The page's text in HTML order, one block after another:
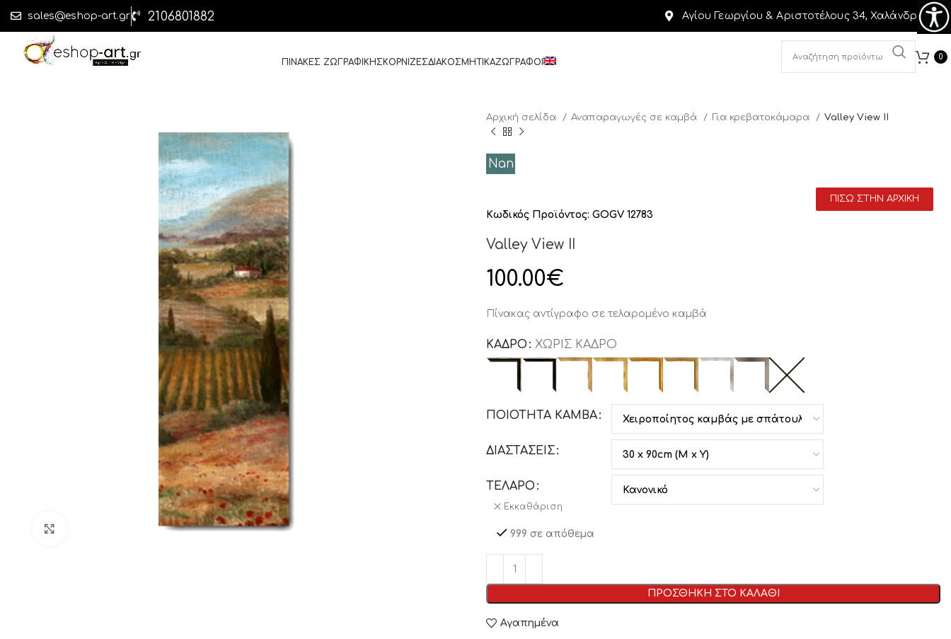
sales@eshop-art.gr 2106801882 Αγίου Γεωργίου & Αριστοτέλους 34, Χαλάνδρι
ΠΙΝΑΚΕΣ ΖΩΓΡΑΦΙΚΗΣΚΟΡΝΙΖΕΣΔΙΑΚΟΣΜΗΤΙΚΑΖΩΓΡΑΦΟΙ
0
Αρχική σελίδα Αναπαραγωγές σε καμβά Για κρεβατοκάμαρα Valley View II
Nan
ΠΙΣΩ ΣΤΗΝ ΑΡΧΙΚΗ
Κωδικός Προϊόντος: GOGV 12783
Valley View II
100.00€
Πίνακας αντίγραφο σε τελαρομένο καμβά
ΚΑΔΡΟ ΧΩΡΙΣ ΚΑΔΡΟ
ΠΟΙΟΤΗΤΑ ΚΑΜΒΑ
ΔΙΑΣΤΑΣΕΙΣ
ΤΕΛΑΡΟ
Εκκαθάριση
999 σε απόθεμα
ΠΡΟΣΘΗΚΗ ΣΤΟ ΚΑΛΑΘΙ
Αγαπημένα